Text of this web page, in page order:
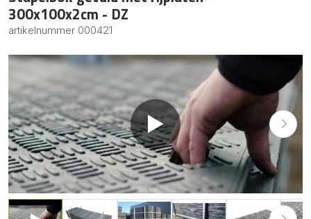
300x100x2cm - DZ
artikelnummer 000421